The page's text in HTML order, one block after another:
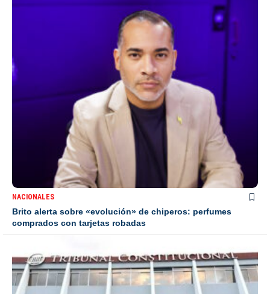
NACIONALES
Brito alerta sobre «evolución» de chiperos: perfumes
comprados con tarjetas robadas